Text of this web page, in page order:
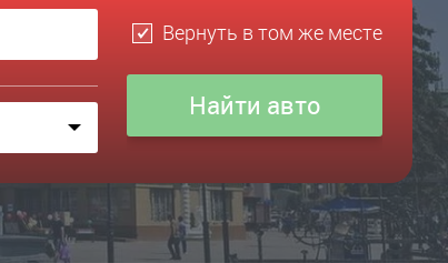
Вернуть в том же месте